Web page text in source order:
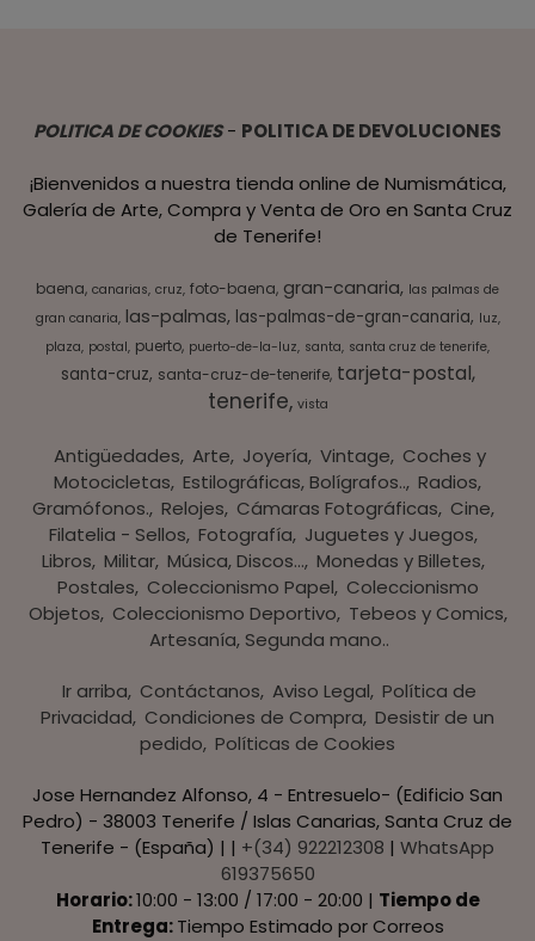
POLITICA DE COOKIES- POLITICA DE DEVOLUCIONES
¡Bienvenidos a nuestra tienda online de Numismática,
Galería de Arte, Compra y Venta de Oro en Santa Cruz
de Tenerife!
baena canarias cruz foto-baena gran-canaria las palmas de
gran canaria las-palmas las-palmas-de-gran-canaria luz
plaza postal puerto puerto-de-la-luz santa santa cruz de tenerife
santa-cruz santa-cruz-de-tenerife tarjeta-postal
tenerife vista
Antigüedades Arte Joyería Vintage Coches y
Motocicletas Estilográficas, Bolígrafos.. Radios,
Gramófonos. Relojes Cámaras Fotográficas Cine
Filatelia - Sellos Fotografía Juguetes y Juegos
Libros Militar Música, Discos... Monedas y Billetes
Postales Coleccionismo Papel Coleccionismo
Objetos Coleccionismo Deportivo Tebeos y Comics
Artesanía, Segunda mano..
Ir arriba Contáctanos Aviso Legal Política de
Privacidad Condiciones de Compra Desistir de un
pedido Políticas de Cookies
Jose Hernandez Alfonso, 4 - Entresuelo- (Edificio San
Pedro) - 38003 Tenerife / Islas Canarias, Santa Cruz de
Tenerife - (España) | | +(34) 922212308 | WhatsApp
619375650
Horario:10:00 - 13:00 / 17:00 - 20:00 | Tiempo de
Entrega:Tiempo Estimado por Correos